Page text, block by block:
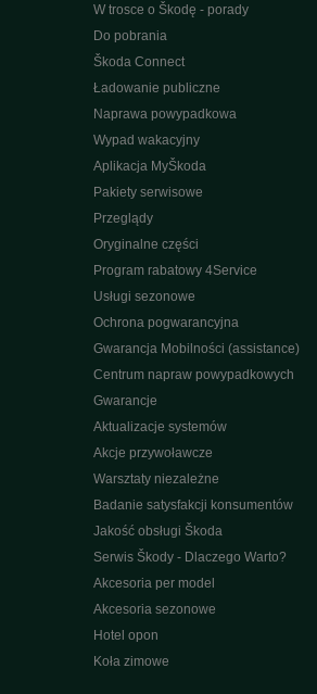
W trosce o Škodę - porady
Do pobrania
Škoda Connect
Ładowanie publiczne
Naprawa powypadkowa
Wypad wakacyjny
Aplikacja MyŠkoda
Pakiety serwisowe
Przeglądy
Oryginalne części
Program rabatowy 4Service
Usługi sezonowe
Ochrona pogwarancyjna
Gwarancja Mobilności (assistance)
Centrum napraw powypadkowych
Gwarancje
Aktualizacje systemów
Akcje przywoławcze
Warsztaty niezależne
Badanie satysfakcji konsumentów
Jakość obsługi Škoda
Serwis Škody - Dlaczego Warto?
Akcesoria per model
Akcesoria sezonowe
Hotel opon
Koła zimowe